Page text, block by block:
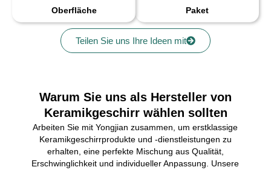
Oberfläche Paket
Teilen Sie uns Ihre Ideen mit
Warum Sie uns als Hersteller von
Keramikgeschirr wählen sollten
Arbeiten Sie mit Yongjian zusammen, um erstklassige
Keramikgeschirrprodukte und -dienstleistungen zu
erhalten, eine perfekte Mischung aus Qualität,
Erschwinglichkeit und individueller Anpassung. Unsere